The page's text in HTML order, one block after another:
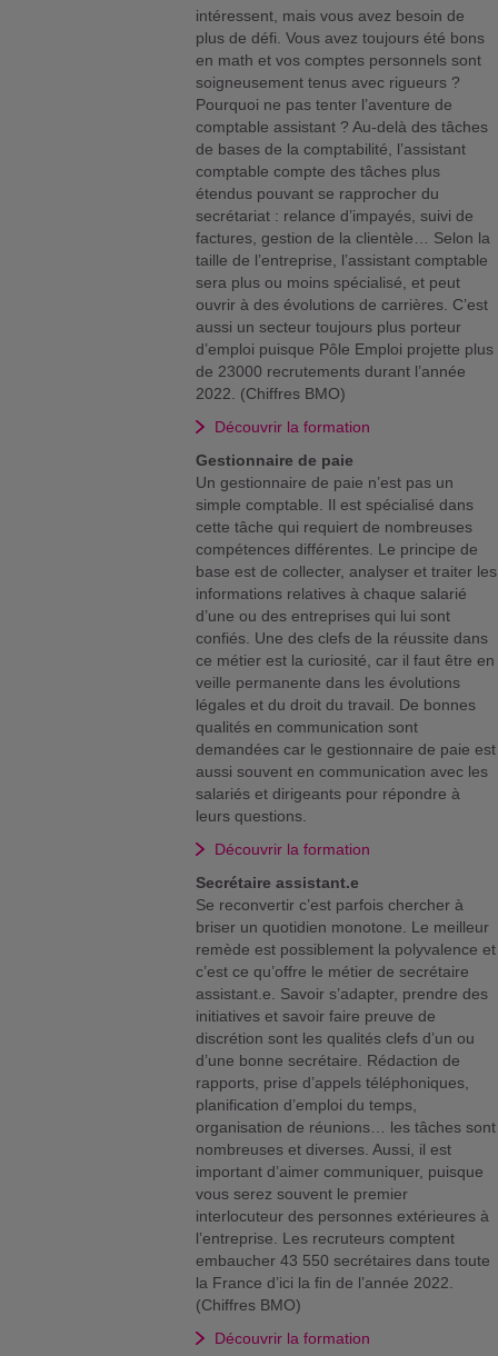
intéressent, mais vous avez besoin de
plus de défi. Vous avez toujours été bons
en math et vos comptes personnels sont
soigneusement tenus avec rigueurs ?
Pourquoi ne pas tenter l’aventure de
comptable assistant ? Au-delà des tâches
de bases de la comptabilité, l’assistant
comptable compte des tâches plus
étendus pouvant se rapprocher du
secrétariat : relance d’impayés, suivi de
factures, gestion de la clientèle… Selon la
taille de l’entreprise, l’assistant comptable
sera plus ou moins spécialisé, et peut
ouvrir à des évolutions de carrières. C’est
aussi un secteur toujours plus porteur
d’emploi puisque Pôle Emploi projette plus
de 23000 recrutements durant l’année
2022. (Chiffres BMO)
Découvrir la formation
Gestionnaire de paie
Un gestionnaire de paie n’est pas un
simple comptable. Il est spécialisé dans
cette tâche qui requiert de nombreuses
compétences différentes. Le principe de
base est de collecter, analyser et traiter les
informations relatives à chaque salarié
d’une ou des entreprises qui lui sont
confiés. Une des clefs de la réussite dans
ce métier est la curiosité, car il faut être en
veille permanente dans les évolutions
légales et du droit du travail. De bonnes
qualités en communication sont
demandées car le gestionnaire de paie est
aussi souvent en communication avec les
salariés et dirigeants pour répondre à
leurs questions.
Découvrir la formation
Secrétaire assistant.e
Se reconvertir c’est parfois chercher à
briser un quotidien monotone. Le meilleur
remède est possiblement la polyvalence et
c’est ce qu’offre le métier de secrétaire
assistant.e. Savoir s’adapter, prendre des
initiatives et savoir faire preuve de
discrétion sont les qualités clefs d’un ou
d’une bonne secrétaire. Rédaction de
rapports, prise d’appels téléphoniques,
planification d’emploi du temps,
organisation de réunions… les tâches sont
nombreuses et diverses. Aussi, il est
important d’aimer communiquer, puisque
vous serez souvent le premier
interlocuteur des personnes extérieures à
l’entreprise. Les recruteurs comptent
embaucher 43 550 secrétaires dans toute
la France d’ici la fin de l’année 2022.
(Chiffres BMO)
Découvrir la formation